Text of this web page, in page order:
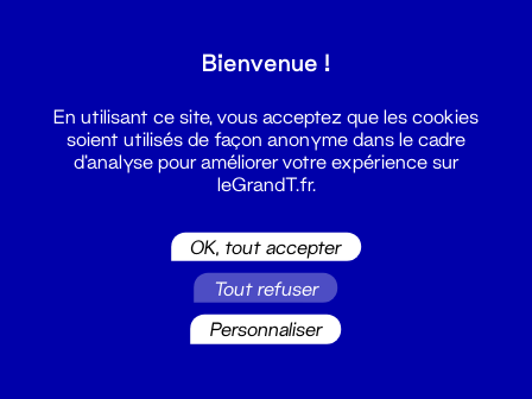
Bienvenue !
En utilisant ce site, vous acceptez que les cookies
soient utilisés de façon anonyme dans le cadre
d'analyse pour améliorer votre expérience sur
leGrandT.fr.
OK, tout accepter
Tout refuser
Personnaliser